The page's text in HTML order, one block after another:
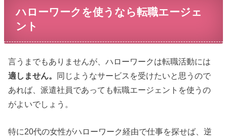
ハローワークを使うなら転職エージェ
ント
言うまでもありませんが、ハローワークは転職活動には
適しません。 同じようなサービスを受けたいと思うので
あれば、派遣社員であっても転職エージェントを使うの
がよいでしょう。
特に20代の女性がハローワーク経由で仕事を探せば、逆